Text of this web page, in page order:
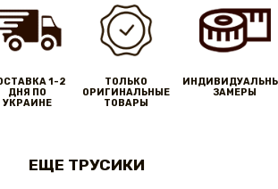
1-2
ДНЯ ПО
УКРАИНЕ
ТОЛЬКО
ОРИГИНАЛЬНЫЕ
ТОВАРЫ
ЗАМЕРЫ
ЕЩЕ ТРУСИКИ